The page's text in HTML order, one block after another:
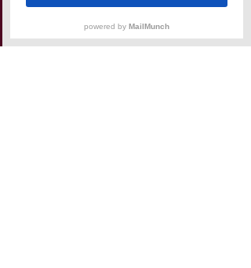
Genom improvisationsteater kan vi
skräddarsy underhållningen att passa en
specifik årskurs. Vi kan också anpassa oss till